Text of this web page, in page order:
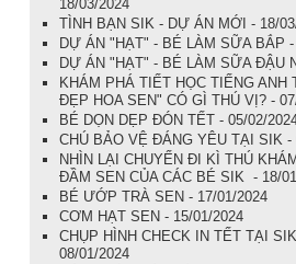
18/03/2024
TÌNH BẠN SIK - DỰ ÁN MỚI - 18/
DỰ ÁN "HẠT" - BÉ LÀM SỮA BẮP -
DỰ ÁN "HẠT" - BÉ LÀM SỮA ĐẬU
KHÁM PHÁ TIẾT HỌC TIẾNG ANH
ĐẸP HOA SEN" CÓ GÌ THÚ VỊ? -
BÉ DỌN DẸP ĐÓN TẾT - 05/02/
CHÚ BẢO VỆ ĐÁNG YÊU TẠI SIK -
NHÌN LẠI CHUYẾN ĐI KÌ THÚ
ĐẦM SEN CỦA CÁC BÉ SIK - 18/
BÉ ƯỚP TRÀ SEN - 17/01/2024
CƠM HẠT SEN - 15/01/2024
CHỤP HÌNH CHECK IN TẾT TẠI
08/01/2024